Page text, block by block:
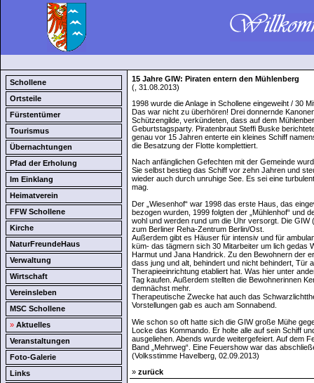
Schollene
Ortsteile
Fürstentümer
Tourismus
Übernachtungen
Pfad der Erholung
Im Einklang
Heimatverein
FFW Schollene
Kirche
NaturFreundeHaus
Verwaltung
Wirtschaft
Vereinsleben
MSC Schollene
» Aktuelles
Veranstaltungen
Foto-Galerie
Links
15 Jahre GIW: Piraten entern den Mühlenberg
(, 31.08.2013)
1998 wurde die Anlage in Schollene eingeweiht / 30
Das war nicht zu überhören! Drei donnernde
Schützengilde, verkündeten, dass auf dem
Geburtstagsparty. Piratenbraut Steffi Buske
genau vor 15 Jahren enterte ein kleines Schiff
die Besatzung der Flotte komplettiert.
Nach anfänglichen Gefechten mit der Gemeinde
Sie selbst bestieg das Schiff vor zehn Jahren und
wieder auch durch unruhige See. Es sei eine
mag.
Der „Wiesenhof“ war 1998 das erste Haus, das
bezogen wurden, 1999 folgten der „Mühlenhof“ und
wohl und werden rund um die Uhr versorgt. Die
zum Berliner Reha-Zentrum Berlin/Ost.
Außerdem gibt es Häuser für intensiv und für
küm- das tägmern sich 30 Mitarbeiter um lich gedas
Harmut und Jana Handrick. Zu den Bewohnern der
dass jung und alt, behindert und nicht behindert, Tür
Therapieeinrichtung etabliert hat. Was hier unter
Tag kaufen. Außerdem stellten die Bewohnerinnen
demnächst mehr.
Therapeutische Zwecke hat auch das
Vorstellungen gab es auch am Sonnabend.
Wie schon so oft hatte sich die GIW große Mühe
Locke das Kommando. Er holte alle auf sein Schiff
ausgeliehen. Abends wurde weitergefeiert. Auf dem
Band „Mehrweg“. Eine Feuershow war das
(Volksstimme Havelberg, 02.09.2013)
» zurück